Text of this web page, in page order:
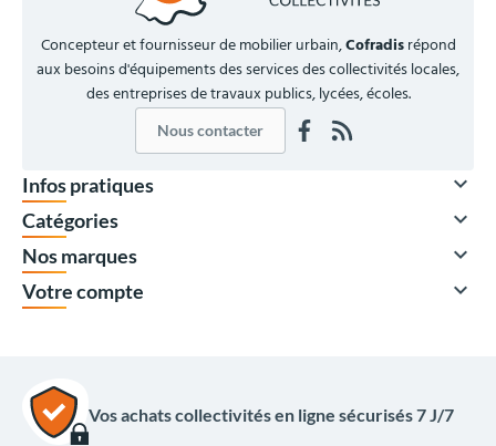
Concepteur et fournisseur de mobilier urbain,Cofradisrépond
aux besoins d'équipements des services des collectivités locales,
des entreprises de travaux publics, lycées, écoles.
Nous contacter
Infos pratiques 
Catégories 
Nos marques 
Votre compte 
Vos achats collectivités en ligne sécurisés 7 J/7